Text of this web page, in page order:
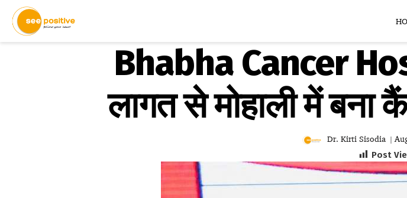
Bhabha Cancer
लागत से मोहाली में
Dr. Kirti Sisodia |
Post